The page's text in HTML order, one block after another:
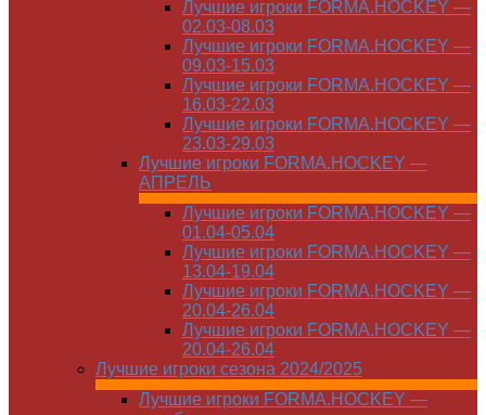
Лучшие игроки FORMA.HOCKEY —
02.03-08.03
Лучшие игроки FORMA.HOCKEY —
09.03-15.03
Лучшие игроки FORMA.HOCKEY —
16.03-22.03
Лучшие игроки FORMA.HOCKEY —
23.03-29.03
Лучшие игроки FORMA.HOCKEY —
АПРЕЛЬ
Лучшие игроки FORMA.HOCKEY —
01.04-05.04
Лучшие игроки FORMA.HOCKEY —
13.04-19.04
Лучшие игроки FORMA.HOCKEY —
20.04-26.04
Лучшие игроки FORMA.HOCKEY —
20.04-26.04
Лучшие игроки сезона 2024/2025
Лучшие игроки FORMA.HOCKEY —